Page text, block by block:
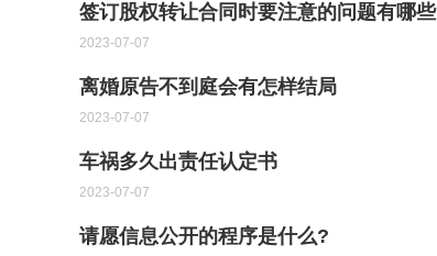
签订股权转让合同时要注意的问题有哪些
2023-07-07
离婚原告不到庭会有怎样结局
2023-07-07
车祸多久出责任认定书
2023-07-07
请愿信息公开的程序是什么?